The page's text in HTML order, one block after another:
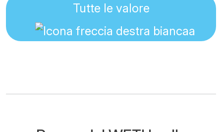
Tutte le valore